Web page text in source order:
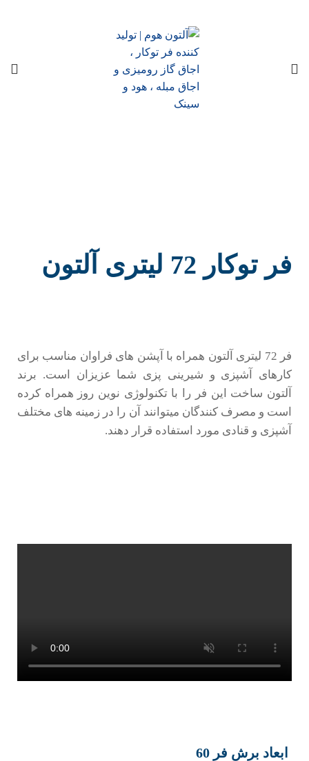
فر توکار 72 لیتری آلتون
فر 72 لیتری آلتون همراه با آپشن های فراوان مناسب برای
کارهای آشپزی و شیرینی پزی شما عزیزان است. برند
آلتون ساخت این فر را با تکنولوژی نوین روز همراه کرده
است و مصرف کنندگان میتوانند آن را در زمینه های مختلف
آشپزی و قنادی مورد استفاده قرار دهند.
ابعاد برش فر 60